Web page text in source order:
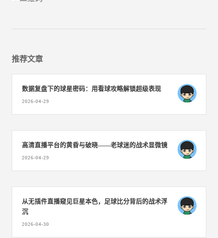
推荐文章
数据复盘下的球星密码：用看球攻略解锁超级表现
2026-04-29
高清直播平台的黄昏与破晓——老球迷的战术显微镜
2026-04-29
从无插件直播窥见巨星本色，足球比分背后的战术浮
沉
2026-04-30